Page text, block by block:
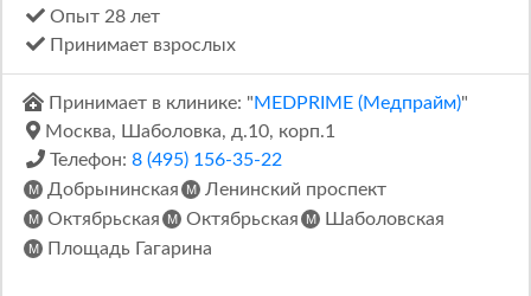
Опыт 28 лет
Принимает взрослых
Принимает в клинике: "MEDPRIME (Медпрайм)"
Москва, Шаболовка, д.10, корп.1
Телефон: 8 (495) 156-35-22
Добрынинская
Ленинский проспект
Октябрьская
Октябрьская
Шаболовская
Площадь Гагарина